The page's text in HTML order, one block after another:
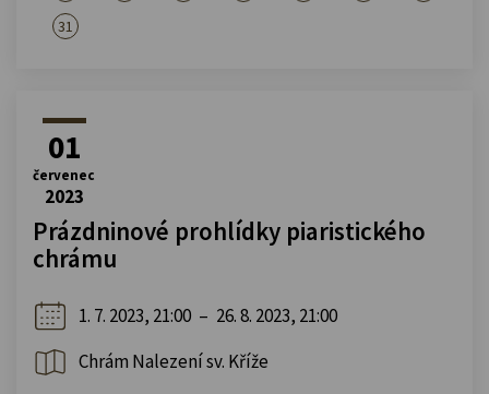
31
01
červenec
2023
Prázdninové prohlídky piaristického
chrámu
1. 7. 2023, 21:00 – 26. 8. 2023, 21:00
Chrám Nalezení sv. Kříže